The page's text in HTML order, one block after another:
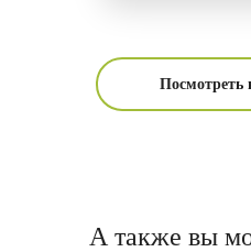
Посмотреть
А также вы